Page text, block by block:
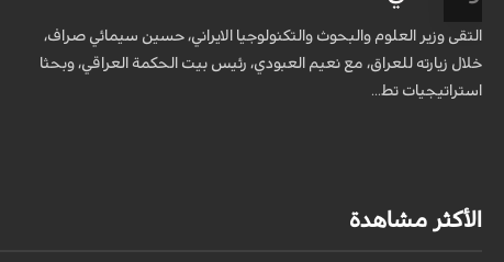
التقى وزير العلوم والبحوث والتكنولوجيا الايراني، حسين سيمائي صراف،
خلال زيارته للعراق، مع نعيم العبودي، رئيس بيت الحكمة العراقي، وبحثا
استراتيجيات تط...
الأكثر مشاهدة